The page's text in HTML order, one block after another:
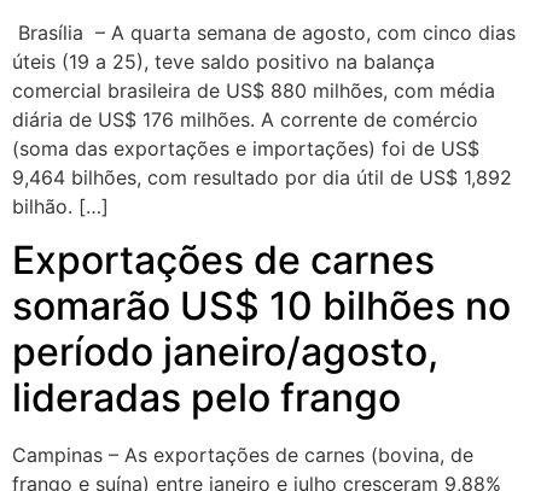
Brasília – A quarta semana de agosto, com cinco dias
úteis (19 a 25), teve saldo positivo na balança
comercial brasileira de US$ 880 milhões, com média
diária de US$ 176 milhões. A corrente de comércio
(soma das exportações e importações) foi de US$
9,464 bilhões, com resultado por dia útil de US$ 1,892
bilhão. […]
Exportações de carnes
somarão US$ 10 bilhões no
período janeiro/agosto,
lideradas pelo frango
Campinas – As exportações de carnes (bovina, de
frango e suína) entre janeiro e julho cresceram 9,88%